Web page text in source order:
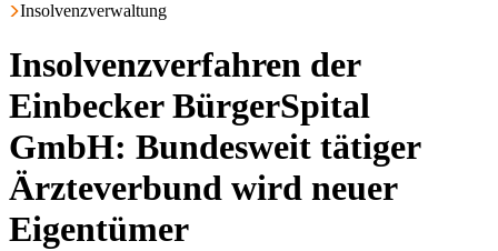
Insolvenzverwaltung
Insolvenzverfahren der
Einbecker BürgerSpital
GmbH: Bundesweit tätiger
Ärzteverbund wird neuer
Eigentümer